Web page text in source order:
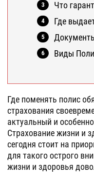
Что
Где
Виды
Где поменять полис
страхования
актуальный и
Страхование жизни и
сегодня стоит на
для такого острого
жизни и здоровья